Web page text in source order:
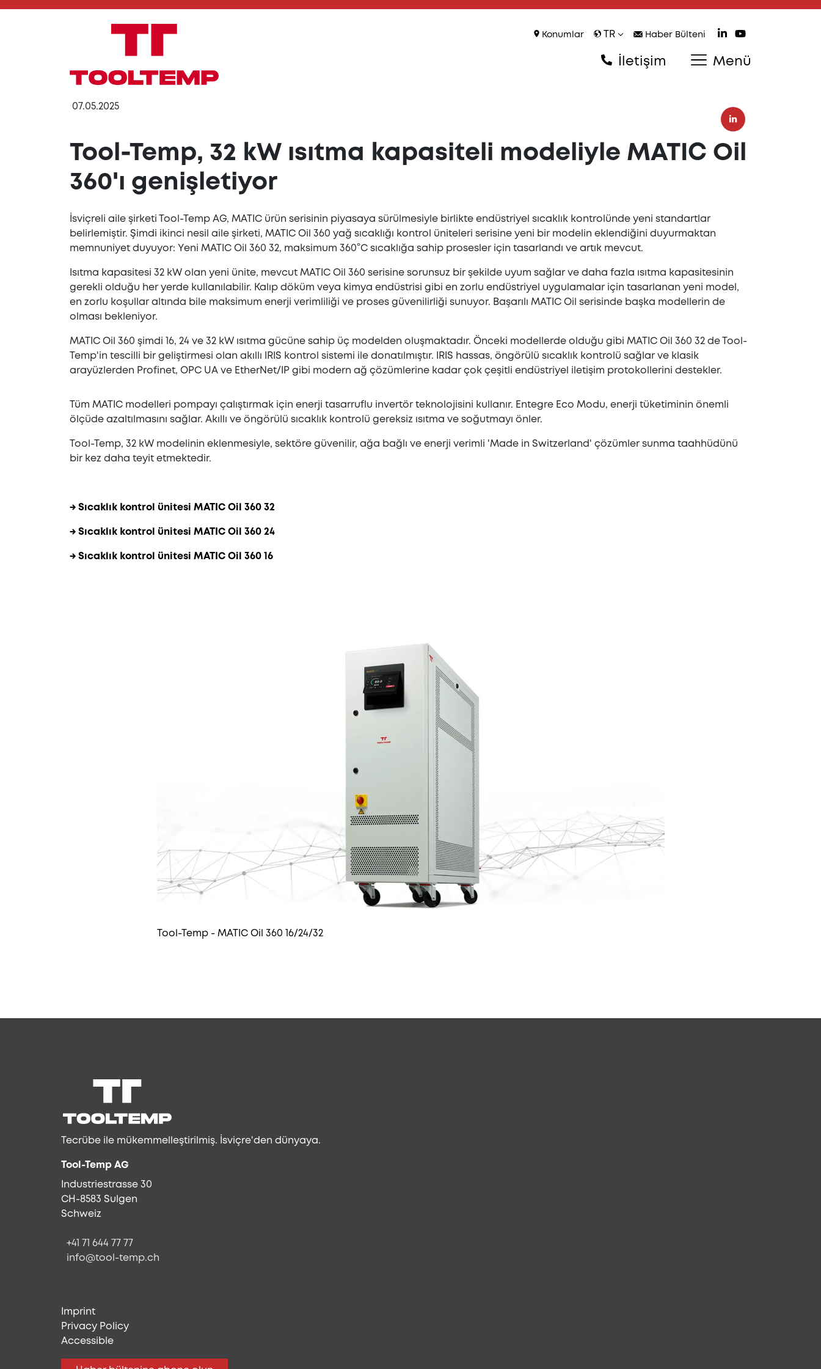
Konumlar TR Haber Bülteni
İletişim Menü
07.05.2025
Tool-Temp, 32 kW ısıtma kapasiteli modeliyle MATIC Oil
360'ı genişletiyor
İsviçreli aile şirketi Tool-Temp AG, MATIC ürün serisinin piyasaya sürülmesiyle birlikte endüstriyel sıcaklık kontrolünde yeni standartlar
belirlemiştir. Şimdi ikinci nesil aile şirketi, MATIC Oil 360 yağ sıcaklığı kontrol üniteleri serisine yeni bir modelin eklendiğini duyurmaktan
memnuniyet duyuyor: Yeni MATIC Oil 360 32, maksimum 360°C sıcaklığa sahip prosesler için tasarlandı ve artık mevcut.
Isıtma kapasitesi 32 kW olan yeni ünite, mevcut MATIC Oil 360 serisine sorunsuz bir şekilde uyum sağlar ve daha fazla ısıtma kapasitesinin
gerekli olduğu her yerde kullanılabilir. Kalıp döküm veya kimya endüstrisi gibi en zorlu endüstriyel uygulamalar için tasarlanan yeni model,
en zorlu koşullar altında bile maksimum enerji verimliliği ve proses güvenilirliği sunuyor. Başarılı MATIC Oil serisinde başka modellerin de
olması bekleniyor.
MATIC Oil 360 şimdi 16, 24 ve 32 kW ısıtma gücüne sahip üç modelden oluşmaktadır. Önceki modellerde olduğu gibi MATIC Oil 360 32 de Tool-
Temp'in tescilli bir geliştirmesi olan akıllı IRIS kontrol sistemi ile donatılmıştır. IRIS hassas, öngörülü sıcaklık kontrolü sağlar ve klasik
arayüzlerden Profinet, OPC UA ve EtherNet/IP gibi modern ağ çözümlerine kadar çok çeşitli endüstriyel iletişim protokollerini destekler.
Tüm MATIC modelleri pompayı çalıştırmak için enerji tasarruflu invertör teknolojisini kullanır. Entegre Eco Modu, enerji tüketiminin önemli
ölçüde azaltılmasını sağlar. Akıllı ve öngörülü sıcaklık kontrolü gereksiz ısıtma ve soğutmayı önler.
Tool-Temp, 32 kW modelinin eklenmesiyle, sektöre güvenilir, ağa bağlı ve enerji verimli 'Made in Switzerland' çözümler sunma taahhüdünü
bir kez daha teyit etmektedir.
→ Sıcaklık kontrol ünitesi MATIC Oil 360 32
→ Sıcaklık kontrol ünitesi MATIC Oil 360 24
→ Sıcaklık kontrol ünitesi MATIC Oil 360 16
Tool-Temp - MATIC Oil 360 16/24/32
Tecrübe ile mükemmelleştirilmiş. İsviçre'den dünyaya.
Tool-Temp AG
Industriestrasse 30
CH-8583 Sulgen
Schweiz
+41 71 644 77 77
info@tool-temp.ch
Imprint
Privacy Policy
Accessible